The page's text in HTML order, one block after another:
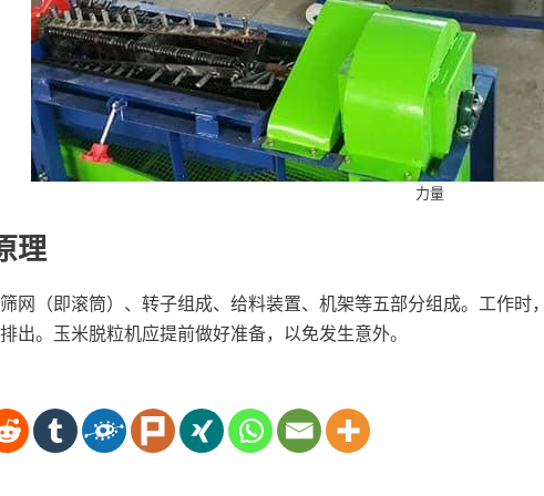
力量
理
网（即滚筒）、转子组成、给料装置、机架等五部分组成。工作
出。玉米脱粒机应提前做好准备，以免发生意外。